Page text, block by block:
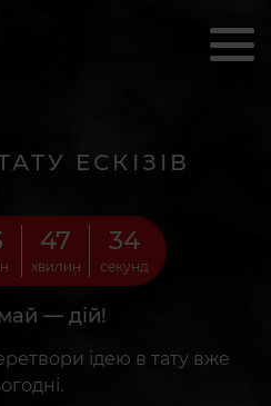
ЕСКІЗІВ
47
хвилин
33
секунд
— дій!
ідею в тату вже